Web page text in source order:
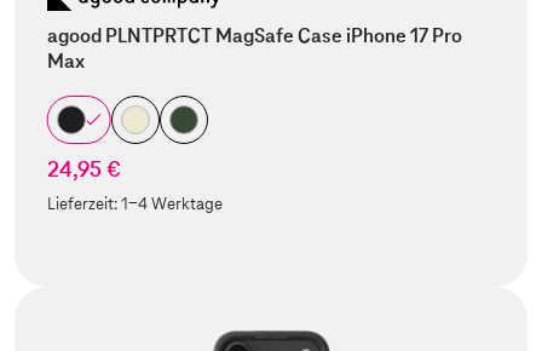
agood PLNTPRTCT MagSafe Case iPhone 17 Pro
Max
24,95 €
Lieferzeit:1-4 Werktage